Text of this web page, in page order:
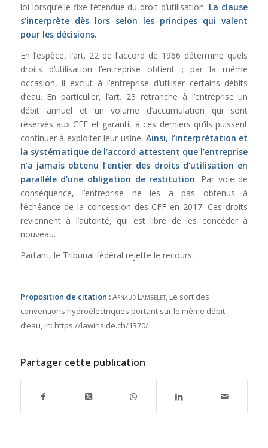
loi lorsqu’elle fixe l’étendue du droit d’utilisation. La clause
s’interprète dès lors selon les principes qui valent
pour les décisions.
En l’espèce, l’art. 22 de l’accord de 1966 détermine quels
droits d’utilisation l’entreprise obtient ; par la même
occasion, il exclut à l’entreprise d’utiliser certains débits
d’eau. En particulier, l’art. 23 retranche à l’entreprise un
débit annuel et un volume d’accumulation qui sont
réservés aux CFF et garantit à ces derniers qu’ils puissent
continuer à exploiter leur usine. Ainsi, l’interprétation et
la systématique de l’accord attestent que l’entreprise
n’a jamais obtenu l’entier des droits d’utilisation en
parallèle d’une obligation de restitution. Par voie de
conséquence, l’entreprise ne les a pas obtenus à
l’échéance de la concession des CFF en 2017. Ces droits
reviennent à l’autorité, qui est libre de les concéder à
nouveau.
Partant, le Tribunal fédéral rejette le recours.
Proposition de citation :Arnaud Lambelet, Le sort des
conventions hydroélectriques portant sur le même débit
d’eau, in: https://lawinside.ch/1370/
Partager cette publication